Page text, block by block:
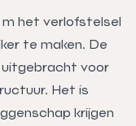
m het verlofstelsel
te maken. De
uitgebracht voor
Het is
krijgen